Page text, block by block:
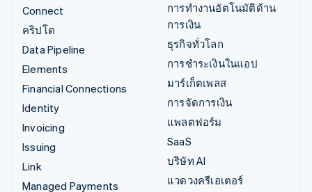
Connect
คริปโต
Data Pipeline
Elements
Financial Connections
Identity
Invoicing
Issuing
Link
Managed Payments
การทำงานอัตโนมัติด้าน
การเงิน
ธุรกิจทั่วโลก
การชำระเงินในแอป
มาร์เก็ตเพลส
การจัดการเงิน
แพลตฟอร์ม
SaaS
บริษัท AI
แวดวงครีเอเตอร์